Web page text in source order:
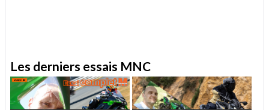
Les derniers essais MNC